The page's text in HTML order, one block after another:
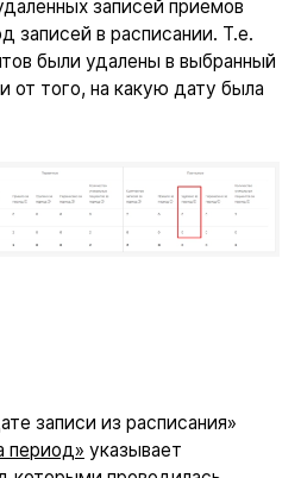
записей приемов
записей в расписании. Т.е.
были удалены в выбранный
от того, на какую дату была
записи из расписания»
период» указывает